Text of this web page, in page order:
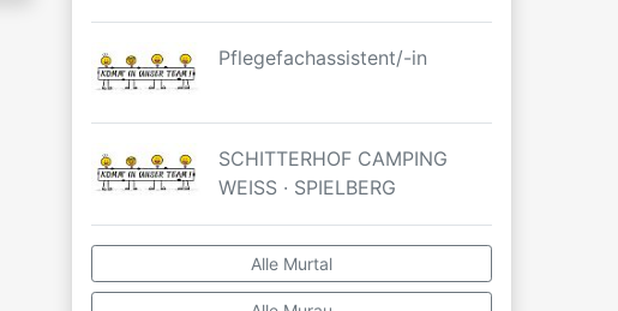
Pflegefachassistent/-in
SCHITTERHOF CAMPING
WEISS · SPIELBERG
Alle Murtal